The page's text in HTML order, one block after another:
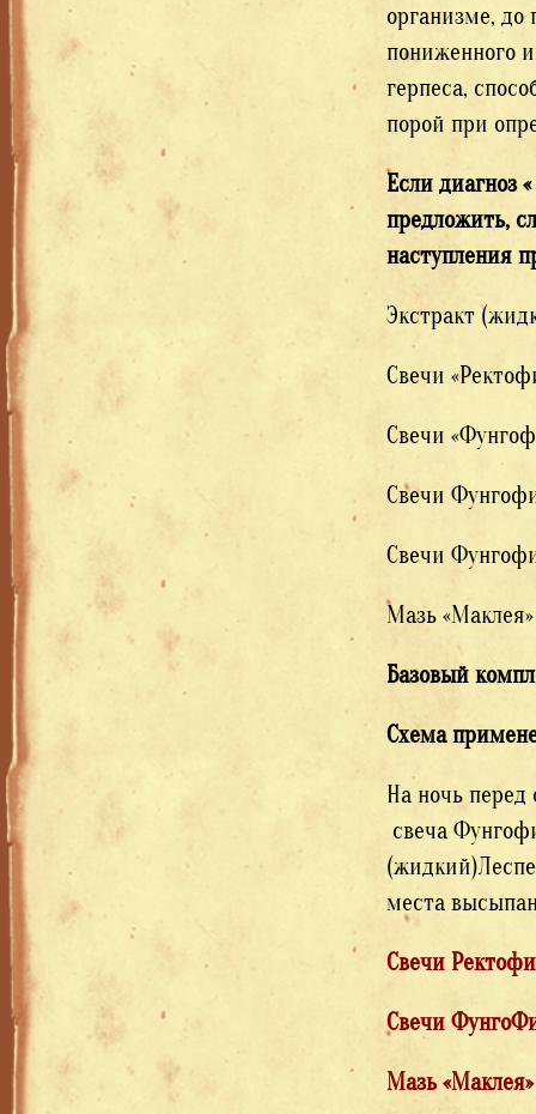
организме, до
пониженного
герпеса,
порой при
Если диагноз
предложить,
наступления
Экстракт
Свечи
Свечи
Свечи
Свечи
Мазь
Базовый
Схема
На ночь перед
свеча
места
Свечи
Свечи
Мазь